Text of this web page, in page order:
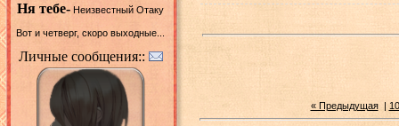
Ня тебе- Неизвестный Отаку
Вот и четверг, скоро выходные...
Личные сообщения::
« Предыдущая|